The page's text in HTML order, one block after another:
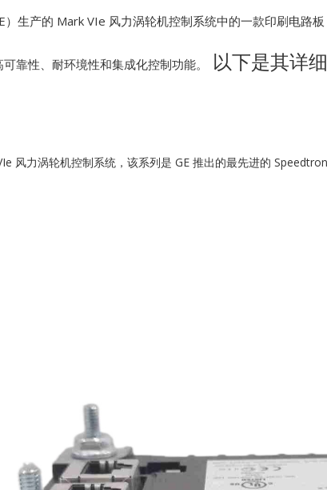
生产的 Mark VIe 风力涡轮机控制系统中的一款印刷电路板
靠性、耐环境性和集成化控制功能。 以下是其详
风力涡轮机控制系统，该系列是 GE 推出的最先进的